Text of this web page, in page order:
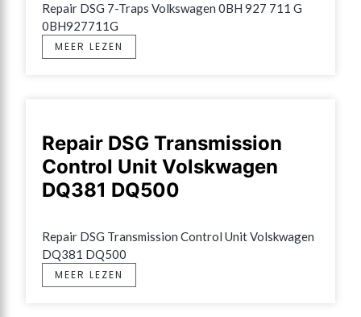
Repair DSG 7-Traps Volkswagen 0BH 927 711 G
0BH927711G
MEER LEZEN
Repair DSG Transmission
Control Unit Volskwagen
DQ381 DQ500
Repair DSG Transmission Control Unit Volskwagen
DQ381 DQ500
MEER LEZEN